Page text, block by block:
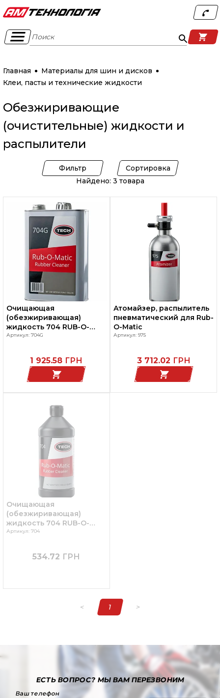
Поиск
Главная
Материалы для шин и дисков
Клеи, пасты и технические жидкости
Обезжиривающие
(очистительные) жидкости и
распылители
Фильтр
Сортировка
Найдено: 3 товара
Очищающая
(обезжиривающая)
жидкость 704 RUB-O-
MATIC, объем 3.8 мл, TECH
Артикул: 704G
1 925.58 ГРН
Атомайзер, распылитель
пневматический для Rub-
O-Matic
Артикул: 975
3 712.02 ГРН
Очищающая
(обезжиривающая)
жидкость 704 RUB-O-
MATIC, объем 946 мл,
Артикул: 704
534.72 ГРН
< 1 >
ЕСТЬ ВОПРОС?МЫ ВАМ ПЕРЕЗВОНИМ
Ваш телефон